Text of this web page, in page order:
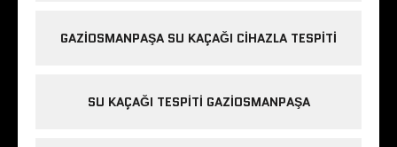
GAZIOSMANPAŞA SU KAÇAĞI CIHAZLA TESPITI
SU KAÇAĞI TESPITI GAZIOSMANPAŞA